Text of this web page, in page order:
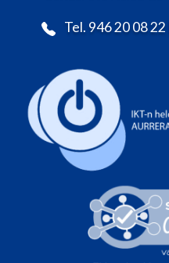
Tel. 946 20 08 22